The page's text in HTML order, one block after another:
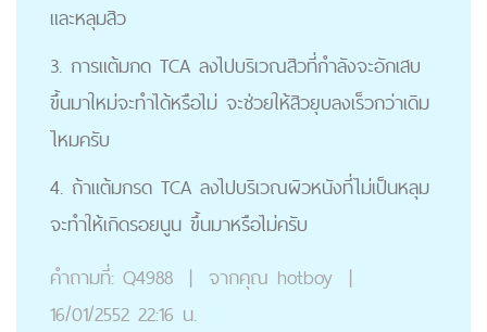
และหลุมสิว
3. การแต้มกด TCA ลงไปบริเวณสิวที่กำลังจะอักเสบ
ขึ้นมาใหม่จะทำได้หรือไม่ จะช่วยให้สิวยุบลงเร็วกว่าเดิม
ไหมครับ
4. ถ้าแต้มกรด TCA ลงไปบริเวณผิวหนังที่ไม่เป็นหลุม
จะทำให้เกิดรอยนูน ขึ้นมาหรือไม่ครับ
คำถามที่: Q4988 | จากคุณ hotboy |
16/01/2552 22:16 น.